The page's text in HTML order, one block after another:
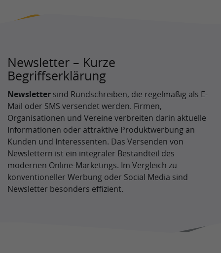
Newsletter – Kurze
Begriffserklärung
Newsletter sind Rundschreiben, die regelmäßig als E-
Mail oder SMS versendet werden. Firmen,
Organisationen und Vereine verbreiten darin aktuelle
Informationen oder attraktive Produktwerbung an
Kunden und Interessenten. Das Versenden von
Newslettern ist ein integraler Bestandteil des
modernen Online-Marketings. Im Vergleich zu
konventioneller Werbung oder Social Media sind
Newsletter besonders effizient.